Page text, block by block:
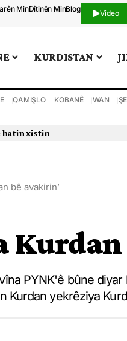
MinDîtinên MinBlog Video
KURDISTAN
QAMIŞLO KOBANÊ WAN
hatin xistin
bê avakirin’
PYNK'ê bûne
Kurdan yekrêziya